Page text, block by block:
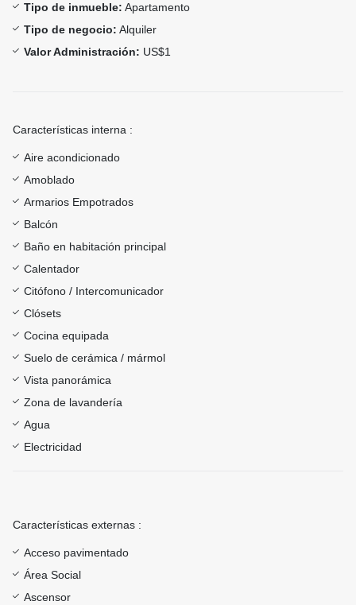
Tipo de inmueble: Apartamento
Tipo de negocio: Alquiler
Valor Administración: US$1
Características interna :
Aire acondicionado
Amoblado
Armarios Empotrados
Balcón
Baño en habitación principal
Calentador
Citófono / Intercomunicador
Clósets
Cocina equipada
Suelo de cerámica / mármol
Vista panorámica
Zona de lavandería
Agua
Electricidad
Características externas :
Acceso pavimentado
Área Social
Ascensor